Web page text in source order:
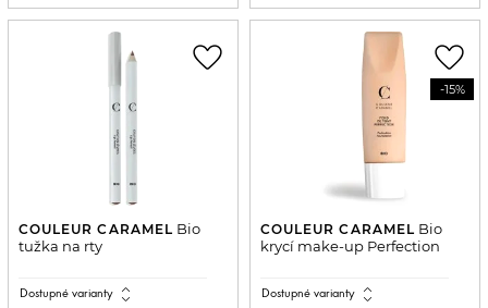
COULEUR CARAMEL Bio
tužka na rty
Dostupné varianty expand_all
favorite_border
COULEUR CARAMEL Bio
krycí make-up Perfection
Dostupné varianty expand_all
-15%
favorite_border